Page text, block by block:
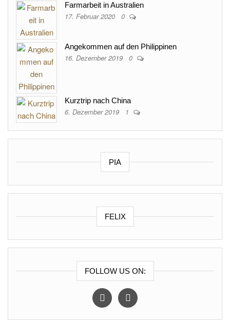
Farmarbeit in Australien
17. Februar 2020 0
Angekommen auf den Philippinen
16. Dezember 2019 0
Kurztrip nach China
6. Dezember 2019 1
PIA
FELIX
FOLLOW US ON:
instagramfacebook